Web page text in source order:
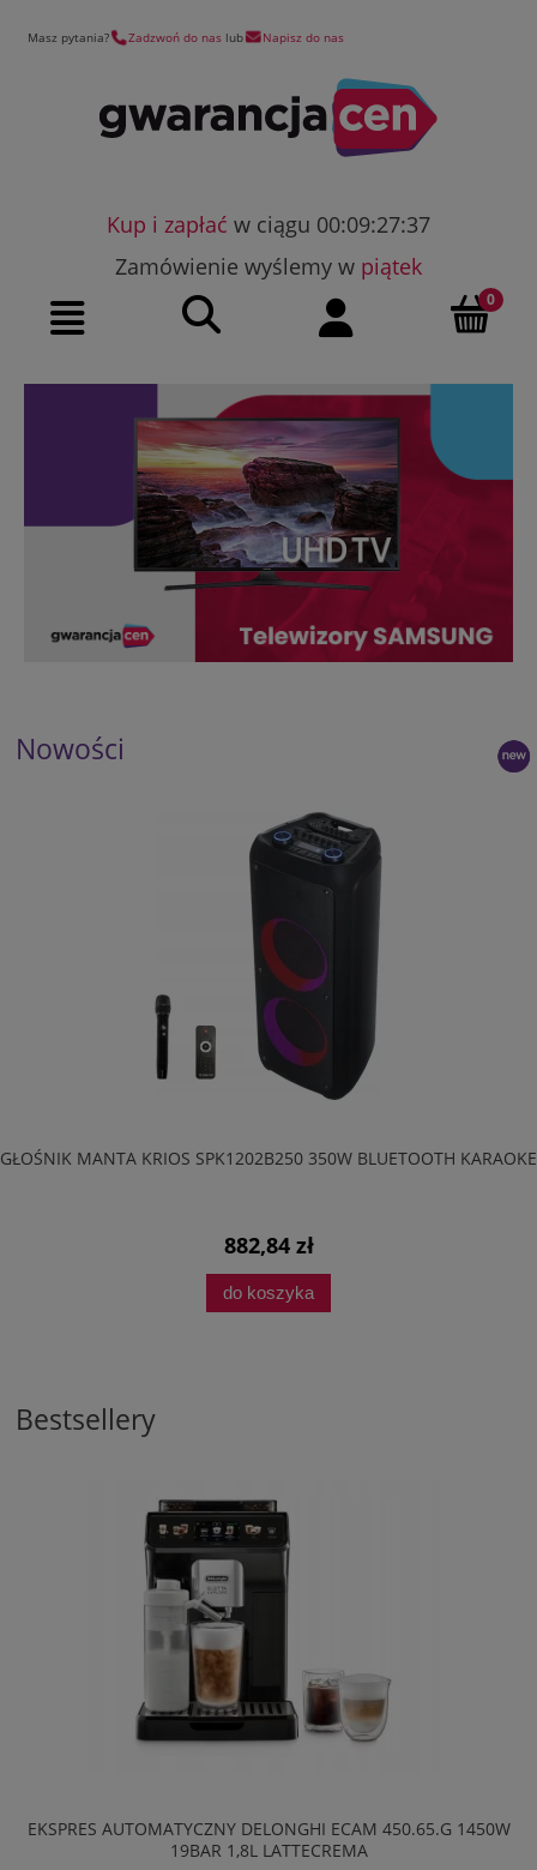
Masz pytania? Zadzwoń do nas lub Napisz do nas
Kup i zapłać w ciągu 00:09:27:36
Zamówienie wyślemy w piątek
Nowości
GŁOŚNIK MANTA KRIOS SPK1202B250 350W BLUETOOTH KARAOKE
882,84 zł
do koszyka
Bestsellery
EKSPRES AUTOMATYCZNY DELONGHI ECAM 450.65.G 1450W
19BAR 1,8L LATTECREMA